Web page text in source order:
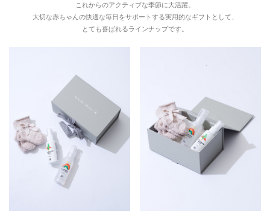
これからのアクティブな季節に大活躍。
大切な赤ちゃんの快適な毎日をサポートする実用的なギフトとして、
とても喜ばれるラインナップです。